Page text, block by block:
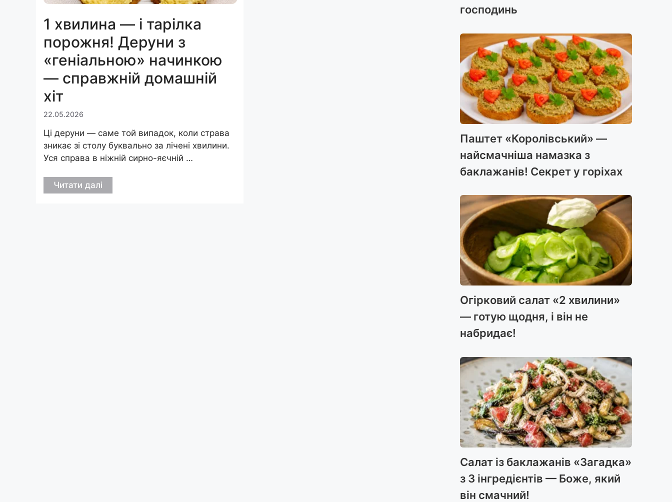
1 хвилина — і тарілка
порожня! Деруни з
«геніальною» начинкою
— справжній домашній
хіт
22.05.2026
Ці деруни — саме той випадок, коли страва
зникає зі столу буквально за лічені хвилини.
Уся справа в ніжній сирно-яєчній …
Читати далі
господинь
Паштет «Королівський» —
найсмачніша намазка з
баклажанів! Секрет у горіхах
Огірковий салат «2 хвилини»
— готую щодня, і він не
набридає!
Салат із баклажанів «Загадка»
з 3 інгредієнтів — Боже, який
він смачний!